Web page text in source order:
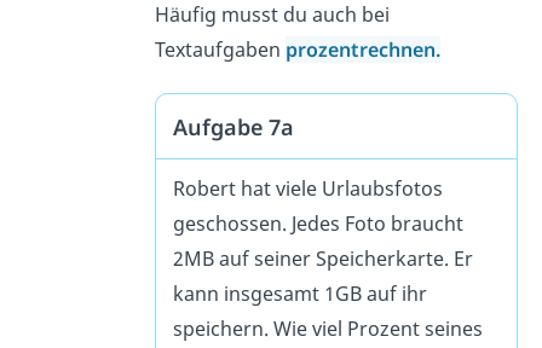
Häufig musst du auch bei
Textaufgaben prozentrechnen.
Aufgabe 7a
Robert hat viele Urlaubsfotos
geschossen. Jedes Foto braucht
2MB auf seiner Speicherkarte. Er
kann insgesamt 1GB auf ihr
speichern. Wie viel Prozent seines